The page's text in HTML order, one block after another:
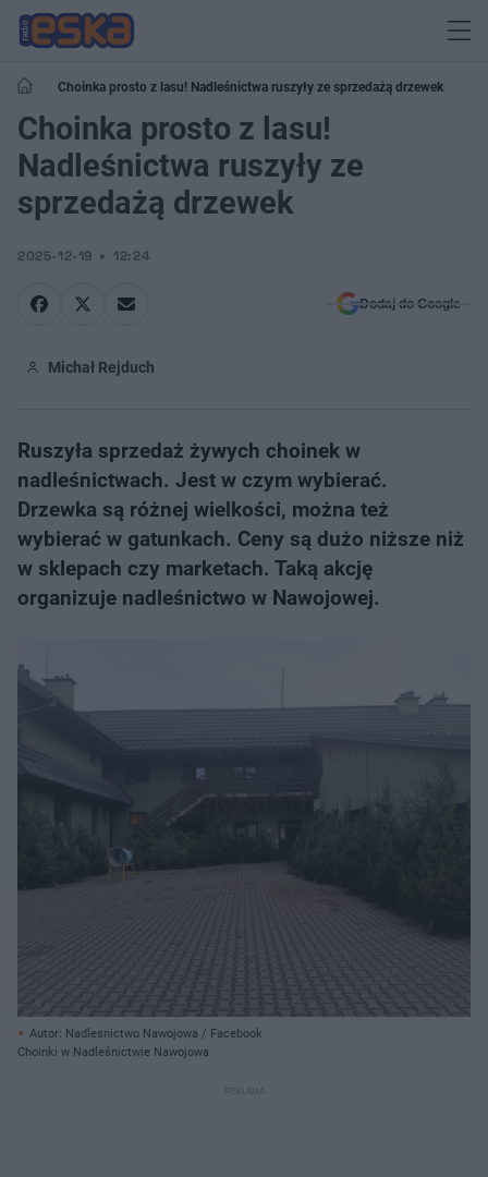
Choinka prosto z lasu! Nadleśnictwa ruszyły ze sprzedażą drzewek
Choinka prosto z lasu!
Nadleśnictwa ruszyły ze
sprzedażą drzewek
2025-12-19 12:24
Dodaj do Google
Michał Rejduch
Ruszyła sprzedaż żywych choinek w
nadleśnictwach. Jest w czym wybierać.
Drzewka są różnej wielkości, można też
wybierać w gatunkach. Ceny są dużo niższe niż
w sklepach czy marketach. Taką akcję
organizuje nadleśnictwo w Nawojowej.
Autor: Nadlesnictwo Nawojowa / Facebook
Choinki w Nadleśnictwie Nawojowa